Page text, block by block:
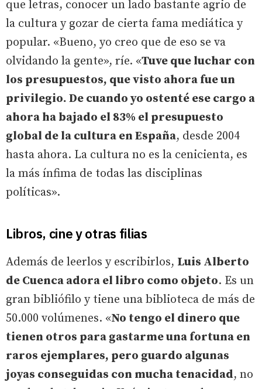
que letras, conocer un lado bastante agrio de
la cultura y gozar de cierta fama mediática y
popular. «Bueno, yo creo que de eso se va
olvidando la gente», ríe. «Tuve que luchar con
los presupuestos, que visto ahora fue un
privilegio. De cuando yo ostenté ese cargo a
ahora ha bajado el 83% el presupuesto
global de la cultura en España, desde 2004
hasta ahora. La cultura no es la cenicienta, es
la más ínfima de todas las disciplinas
políticas».
Libros, cine y otras filias
Además de leerlos y escribirlos, Luis Alberto
de Cuenca adora el libro como objeto. Es un
gran bibliófilo y tiene una biblioteca de más de
50.000 volúmenes. «No tengo el dinero que
tienen otros para gastarme una fortuna en
raros ejemplares, pero guardo algunas
joyas conseguidas con mucha tenacidad, no